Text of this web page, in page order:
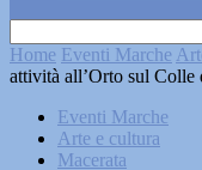
Home Eventi Marche
attività all’Orto sul Colle
Eventi Marche
Arte e cultura
Macerata